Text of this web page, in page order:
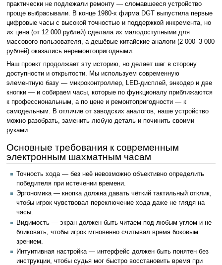
практически не подлежали ремонту — сломавшееся устройство
проще выбрасывали. В конце 1980-х фирма DGT выпустила первые
цифровые часы с высокой точностью и поддержкой инкремента, но
их цена (от 12 000 рублей) сделала их малодоступными для
массового пользователя, а дешёвые китайские аналоги (2 000–3 000
рублей) оказались неремонтопригодными.
Наш проект продолжает эту историю, но делает шаг в сторону
доступности и открытости. Мы используем современную
элементную базу — микроконтроллер, LED-дисплей, энкодер и две
кнопки — и собираем часы, которые по функционалу приближаются
к профессиональным, а по цене и ремонтопригодности — к
самодельным. В отличие от заводских аналогов, наше устройство
можно разобрать, заменить любую деталь и починить своими
руками.
Основные требования к современным
электронным шахматным часам
Точность хода — без неё невозможно объективно определить
победителя при истечении времени.
Эргономика — кнопка должна давать чёткий тактильный отклик,
чтобы игрок чувствовал переключение хода даже не глядя на
часы.
Видимость — экран должен быть читаем под любым углом и не
бликовать, чтобы игрок мгновенно считывал время боковым
зрением.
Интуитивная настройка — интерфейс должен быть понятен без
инструкции, чтобы судья мог быстро восстановить время при